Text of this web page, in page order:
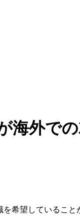
海外で
希望していること